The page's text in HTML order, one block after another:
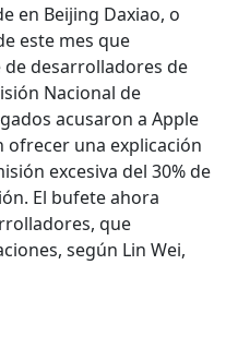
en Beijing Daxiao, o
este mes que
desarrolladores de
Nacional de
acusaron a Apple
ofrecer una explicación
excesiva del 30% de
El bufete ahora
que
según Lin Wei,